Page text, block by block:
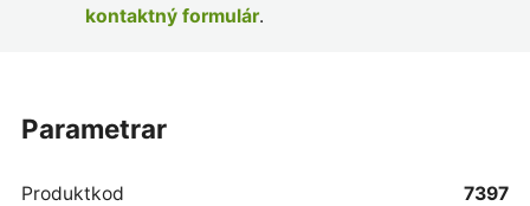
kontaktný formulár.
parametrar
Produktkod 7397